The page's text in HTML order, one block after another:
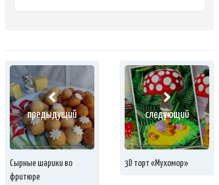
предыдущий
Сырные шарики во
фритюре
следующий
3D торт «Мухомор»